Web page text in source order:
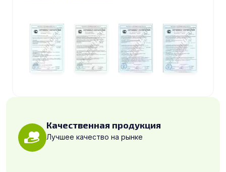
Качественная продукция
Лучшее качество на рынке